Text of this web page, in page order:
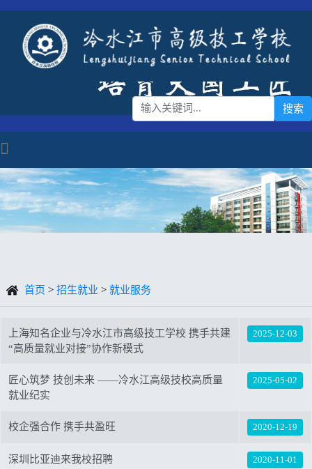
首页 > 招生就业 > 就业服务
上海知名企业与冷水江市高级技工学校 携手共建
“高质量就业对接”协作新模式
2025-12-03
匠心筑梦 技创未来 ——冷水江高级技校高质量
就业纪实
2025-05-02
校企强合作 携手共盈旺 2020-12-19
深圳比亚迪来我校招聘 2020-11-01